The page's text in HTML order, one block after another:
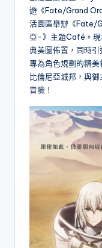
遊《Fate/Grand
活園區舉辦《Fate/
亞-》主題Café。現
典美圖佈置，同時
專為角色規劃的精
比倫尼亞城邦，與
冒險！